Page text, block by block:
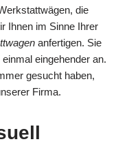
die
Ihnen im Sinne Ihrer
anfertigen. Sie
eingehender an.
gesucht haben,
Firma.